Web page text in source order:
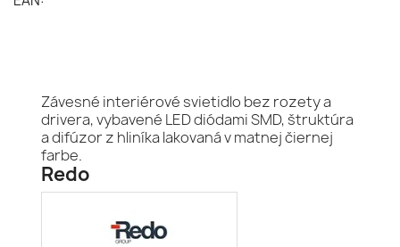
Závesné interiérové svietidlo bez rozety a
drivera, vybavené LED diódami SMD, štruktúra
a difúzor z hliníka lakovaná v matnej čiernej
farbe.
Redo